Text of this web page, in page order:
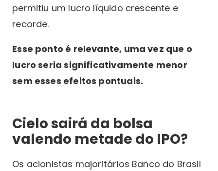
permitiu um lucro líquido crescente e
recorde.
Esse ponto é relevante, uma vez que o
lucro seria significativamente menor
sem esses efeitos pontuais.
Cielo sairá da bolsa
valendo metade do IPO?
Os acionistas majoritários Banco do Brasil